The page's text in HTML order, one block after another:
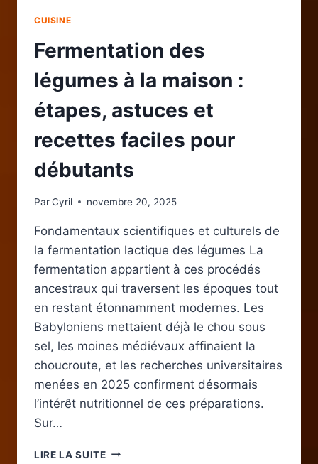
CUISINE
Fermentation des
légumes à la maison :
étapes, astuces et
recettes faciles pour
débutants
ParCyril novembre 20, 2025
Fondamentaux scientifiques et culturels de
la fermentation lactique des légumes La
fermentation appartient à ces procédés
ancestraux qui traversent les époques tout
en restant étonnamment modernes. Les
Babyloniens mettaient déjà le chou sous
sel, les moines médiévaux affinaient la
choucroute, et les recherches universitaires
menées en 2025 confirment désormais
l’intérêt nutritionnel de ces préparations.
Sur…
LIRE LA SUITEFERMENTATION